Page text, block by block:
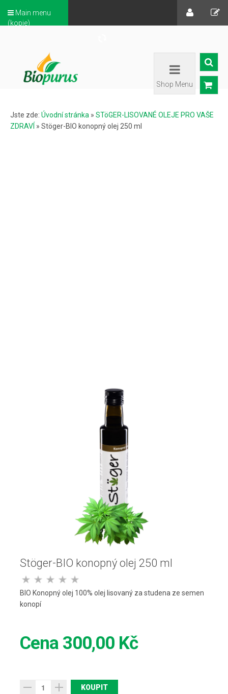
Main menu
(kopie)
Shop Menu
Jste zde: Úvodní stránka » STöGER-LISOVANÉ OLEJE PRO VAŠE
ZDRAVÍ » Stöger-BIO konopný olej 250 ml
Stöger-BIO konopný olej 250 ml
BIO Konopný olej 100% olej lisovaný za studena ze semen
konopí
Cena 300,00 Kč